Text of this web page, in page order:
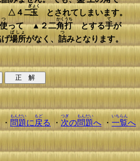
△４二玉
ぎょく
とされてしまいます。
使
つ
って ▲２二角
かく
打
うち
とする手
て
が
げ場所
ばしょ
がなく、 詰
つ
みとなります。
・ 問題
もんだい
に 戻
もど
る ・ 次
つぎ
の問題
もんだい
へ ・ 一覧
いちらん
へ